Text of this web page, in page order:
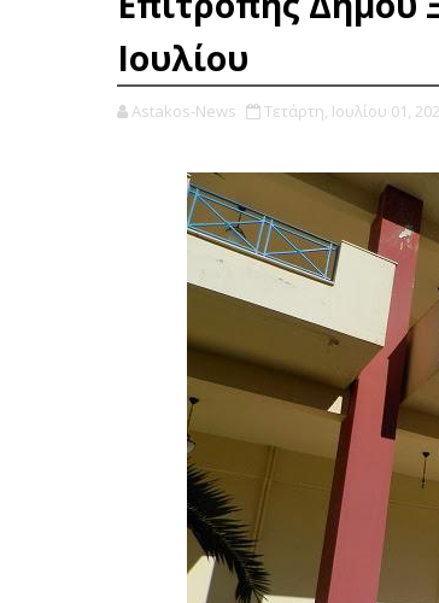
Ιουλίου
Astakos-News Τετάρτη, Ιουλίου 01,